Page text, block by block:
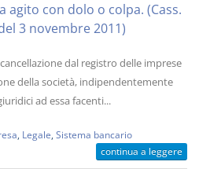
agito con dolo o colpa. (Cass.
3 novembre 2011)
dal registro delle imprese
della società, indipendentemente
ad essa facenti...
Legale Sistema bancario
continua a leggere